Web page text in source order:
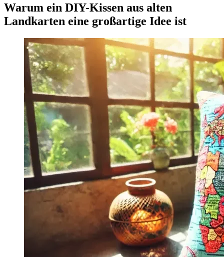
Warum ein DIY-Kissen aus alten
Landkarten eine großartige Idee ist